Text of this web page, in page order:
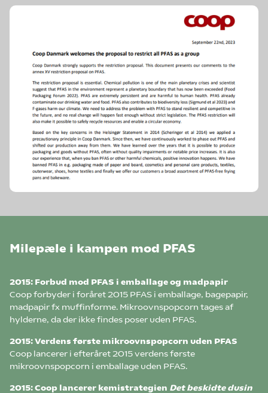
Milepæle i kampen mod PFAS
2015: Forbud mod PFAS i emballage og madpapir
Coop forbyder i foråret 2015 PFAS i emballage, bagepapir,
madpapir fx muffinforme. Mikroovnspopcorn tages af
hylderne, da der ikke findes poser uden PFAS.
2015: Verdens første mikroovnspopcorn uden PFAS
Coop lancerer i efteråret 2015 verdens første
mikroovnspopcorn i emballage uden PFAS.
2015: Coop lancerer kemistrategien Det beskidte dusin